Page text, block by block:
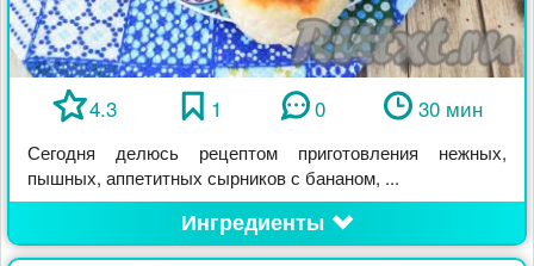
4.3 1 0 30 мин
Сегодня делюсь рецептом приготовления нежных,
пышных, аппетитных сырников с бананом, ...
Ингредиенты